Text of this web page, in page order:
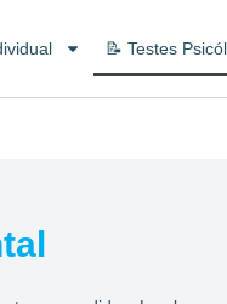
📝 Testes